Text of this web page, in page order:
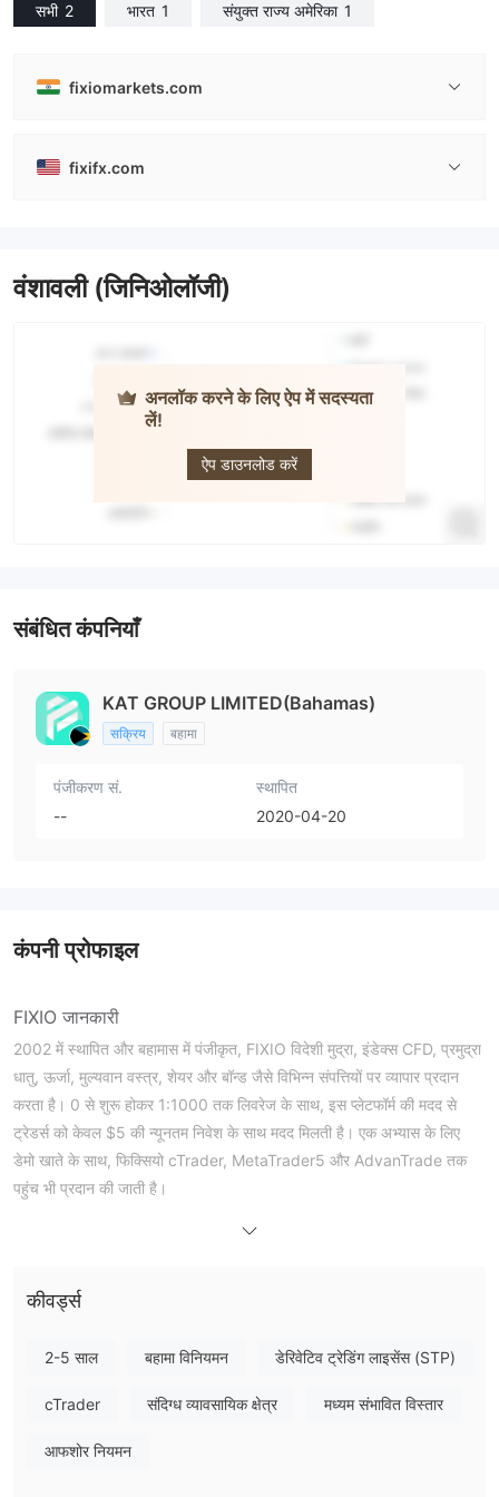
सभी 2 भारत 1 संयुक्त राज्य अमेरिका 1
fixiomarkets.com
fixifx.com
वंशावली (जिनिओलॉजी)
अनलॉक करने के लिए ऐप में सदस्यता
लें!
ऐप डाउनलोड करें
संबंधित कंपनियाँ
KAT GROUP LIMITED(Bahamas)
सक्रिय बहामा
पंजीकरण सं.
--
स्थापित
2020-04-20
कंपनी प्रोफाइल
FIXIO जानकारी
2002 में स्थापित और बहामास में पंजीकृत, FIXIO विदेशी मुद्रा, इंडेक्स CFD, प्रमुद्रा
धातु, ऊर्जा, मुल्यवान वस्त्र, शेयर और बॉन्ड जैसे विभिन्न संपत्तियों पर व्यापार प्रदान
करता है। 0 से शुरू होकर 1:1000 तक लिवरेज के साथ, इस प्लेटफॉर्म की मदद से
ट्रेडर्स को केवल $5 की न्यूनतम निवेश के साथ मदद मिलती है। एक अभ्यास के लिए
डेमो खाते के साथ, फिक्सियो cTrader, MetaTrader5 और AdvanTrade तक
पहुंच भी प्रदान की जाती है।
मैं FIXIO पर क्या ट्रेड कर सकता हूँ?
आप FOREX, इंडेक्स CFDs, प्रिशस मेटल्स, ऊर्जा, सॉफ्ट कमोडिटीज़, शेयर बॉन्ड्स
डेमो खाता के बारे में:
कीवर्ड्स
2-5 साल बहामा विनियमन डेरिवेटिव ट्रेडिंग लाइसेंस (STP)
cTrader संदिग्ध व्यावसायिक क्षेत्र मध्यम संभावित विस्तार
आफशोर नियमन